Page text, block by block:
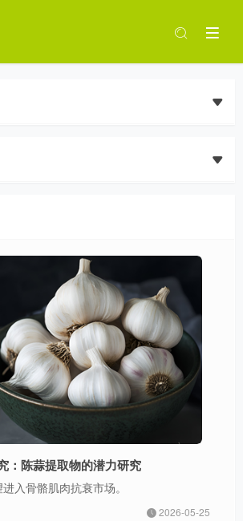
：陈蒜提取物的潜力研究
入骨骼肌肉抗衰市场。
2026-05-25